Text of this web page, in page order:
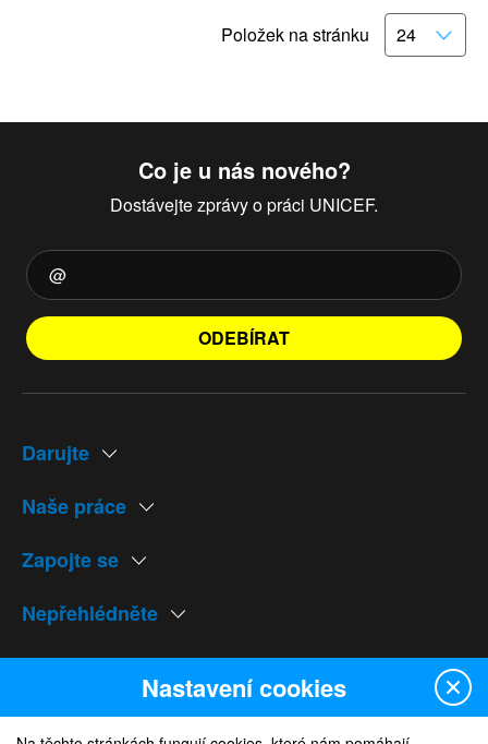
Položek na stránku
Co je u nás nového?
Dostávejte zprávy o práci UNICEF.
ODEBÍRAT
Darujte
Naše práce
Zapojte se
Nepřehlédněte
Naše weby
Nastavení cookies